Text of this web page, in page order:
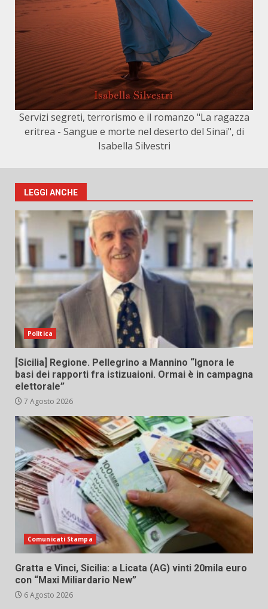
Servizi segreti, terrorismo e il romanzo "La ragazza
eritrea - Sangue e morte nel deserto del Sinai", di
Isabella Silvestri
LEGGI ANCHE
Politica
[Sicilia] Regione. Pellegrino a Mannino “Ignora le
basi dei rapporti fra istizuaioni. Ormai è in campagna
elettorale”
7 Agosto 2026
Comunicati Stampa
Gratta e Vinci, Sicilia: a Licata (AG) vinti 20mila euro
con “Maxi Miliardario New”
6 Agosto 2026